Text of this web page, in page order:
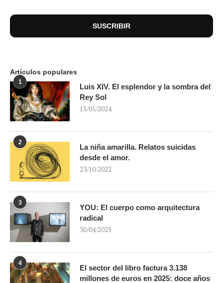
Artículos populares
1
Luis XIV. El esplendor y la sombra del
Rey Sol
15/05/2024
2
La niña amarilla. Relatos suicidas
desde el amor.
23/10/2022
3
YOU: El cuerpo como arquitectura
radical
30/04/2025
4
El sector del libro factura 3.138
millones de euros en 2025: doce años